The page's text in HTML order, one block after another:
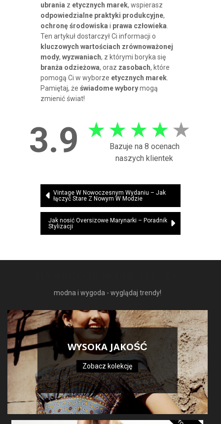
ubrania z etycznych marek, wspierasz
odpowiedzialne praktyki produkcyjne,
ochronę środowiska i prawa człowieka
Ten artykuł dostarczył Ci informacji o
kluczowych wartościach zrównoważonej
mody, wyzwaniach, z którymi boryka się
branża odzieżowa, oraz zasobach, które
pomogą Ci w wyborze etycznych marek.
Pamiętaj, że świadome wyborymogą
zmienić świat!
3.9 ★ ★ ★ ★ ★
Bazuje na 8 ocenach
naszych klientek
Nawigacja
wpisu
Vintage W Nowoczesnym Wydaniu – Jak
łączyć Stare Z Nowym W Modzie
Jak nosić Oversizowe Marynarki – Poradnik
Stylizacji
modna i wygoda - wyglądaj trendy!
WYSOKA JAKOŚĆ
Zobacz kolekcję